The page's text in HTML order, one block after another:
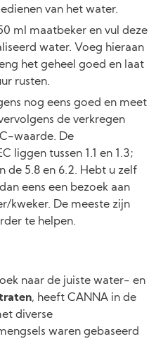
van het water.
ml maatbeker en vul deze
water. Voeg hieraan
het geheel goed en laat
rusten.
nog eens goed en meet
de verkregen
waarde. De
liggen tussen 1.1 en 1.3;
de 5.8 en 6.2. Hebt u zelf
eens een bezoek aan
kweker. De meeste zijn
te helpen.
naar de juiste water- en
, heeft CANNA in de
diverse
waren gebaseerd